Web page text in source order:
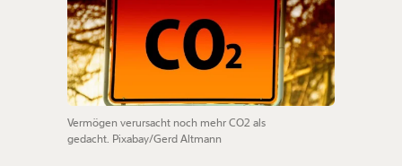
Vermögen verursacht noch mehr CO2 als
gedacht. Pixabay/Gerd Altmann